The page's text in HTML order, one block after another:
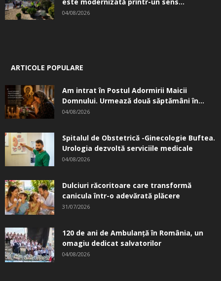
04/08/2026
ARTICOLE POPULARE
Am intrat în Postul Adormirii Maicii
Domnului. Urmează două săptămâni în...
04/08/2026
Spitalul de Obstetrică -Ginecologie Buftea.
Urologia dezvoltă serviciile medicale
04/08/2026
Dulciuri răcoritoare care transformă
canicula într-o adevărată plăcere
31/07/2026
120 de ani de Ambulanță în România, un
omagiu dedicat salvatorilor
04/08/2026